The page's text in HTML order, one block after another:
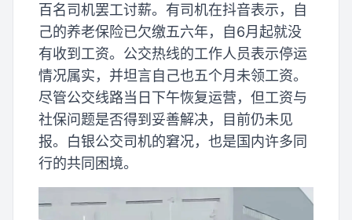
百名司机罢工讨薪。有司机在抖音表示，自
己的养老保险已欠缴五六年，自6月起就没
有收到工资。公交热线的工作人员表示停运
情况属实，并坦言自己也五个月未领工资。
尽管公交线路当日下午恢复运营，但工资与
社保问题是否得到妥善解决，目前仍未见
报。白银公交司机的窘况，也是国内许多同
行的共同困境。